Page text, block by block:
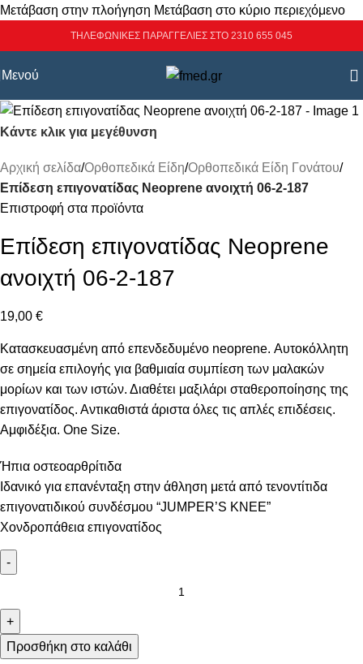
Μετάβαση στην πλοήγηση Μετάβαση στο κύριο περιεχόμενο
ΤΗΛΕΦΩΝΙΚΕΣ ΠΑΡΑΓΓΕΛΙΕΣ ΣΤΟ 2310 655 045
Μενού
Κάντε κλικ για μεγέθυνση
Αρχική σελίδα/Ορθοπεδικά Είδη/Ορθοπεδικά Είδη Γονάτου/
Επίδεση επιγονατίδας Neoprene ανοιχτή 06-2-187
Επιστροφή στα προϊόντα
Επίδεση επιγονατίδας Neoprene
ανοιχτή 06-2-187
19,00 €
Κατασκευασμένη από επενδεδυμένο neoprene. Αυτοκόλλητη
σε σημεία επιλογής για βαθμιαία συμπίεση των μαλακών
μορίων και των ιστών. Διαθέτει μαξιλάρι σταθεροποίησης της
επιγονατίδος. Αντικαθιστά άριστα όλες τις απλές επιδέσεις.
Αμφιδέξια. One Size.
Ήπια οστεοαρθρίτιδα
Ιδανικό για επανένταξη στην άθληση μετά από τενοντίτιδα
επιγονατιδικού συνδέσμου “JUMPER’S KNEE”
Χονδροπάθεια επιγονατίδος
-
+
Προσθήκη στο καλάθι